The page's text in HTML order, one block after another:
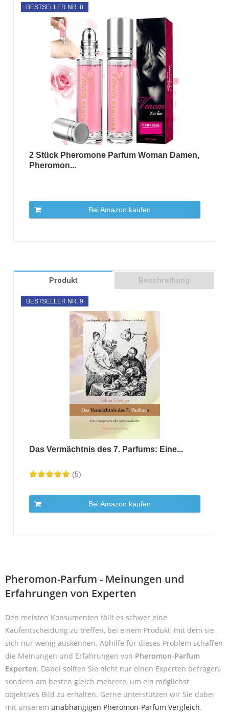
BESTSELLER NR. 8
2 Stück Pheromone Parfum Woman Damen,
Pheromon...
Bei Amazon kaufen
Produkt Beschreibung
BESTSELLER NR. 9
Das Vermächtnis des 7. Parfums: Eine...
(5)
Bei Amazon kaufen
Pheromon-Parfum - Meinungen und
Erfahrungen von Experten
Den meisten Konsumenten fällt es schwer eine
Kaufentscheidung zu treffen, bei einem Produkt, mit dem sie
sich nur wenig auskennen. Abhilfe für dieses Problem schaffen
die Meinungen und Erfahrungen von Pheromon-Parfum
Experten. Dabei sollten Sie nicht nur einen Experten befragen,
sondern am besten gleich mehrere, um ein möglichst
objektives Bild zu erhalten. Gerne unterstützen wir Sie dabei
mit unserem unabhängigen Pheromon-Parfum Vergleich.